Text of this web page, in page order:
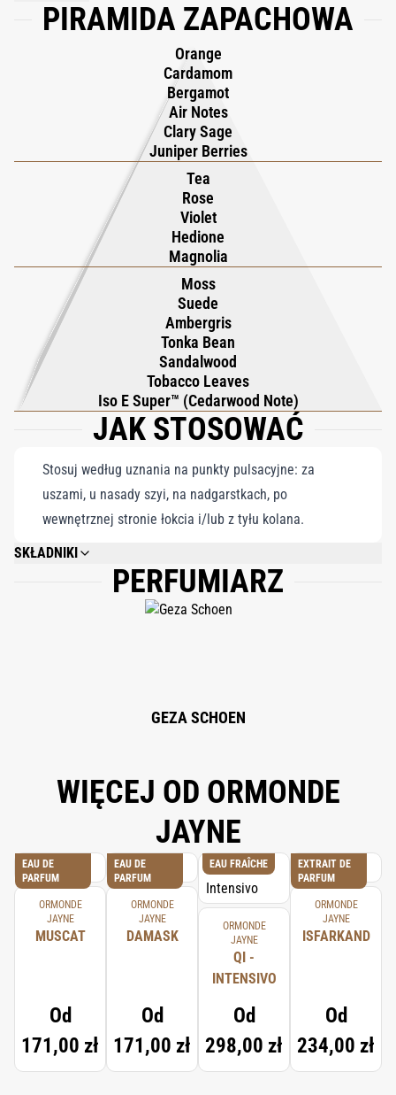
charyzmą, łącząc ognisty temperament z wyrafinowanym
dla osób, które noszą pasję z elegancją.
koniec wieczoru tańczy się tango, a koktajle popija do późnych
PIRAMIDA ZAPACHOWA
Orange
Cardamom
Bergamot
Air Notes
Clary Sage
Juniper Berries
Tea
Rose
Violet
Hedione
Magnolia
Moss
Suede
Ambergris
Tonka Bean
Sandalwood
Tobacco Leaves
Iso E Super™ (Cedarwood Note)
JAK STOSOWAĆ
Stosuj według uznania na punkty pulsacyjne: za
uszami, u nasady szyi, na nadgarstkach, po
wewnętrznej stronie łokcia i/lub z tyłu kolana.
SKŁADNIKI
ALCOHOL, PARFUM (FRAGRANCE), AQUA (WATER), BENZYL SALICYLATE,
LINALOOL, LIMONENE, COUMARIN, GERANIOL, CITRAL, FARNESOL,
BENZYL BENZOATE, BENZYL ALCOHOL, CITRONELLOL, EUGENOL,
PERFUMIARZ
GEZA SCHOEN
WIĘCEJ OD ORMONDE
JAYNE
EAU DE
PARFUM
ORMONDE
JAYNE
MUSCAT
Od
171,00 zł
EAU DE
PARFUM
ORMONDE
JAYNE
DAMASK
Od
171,00 zł
EAU FRAÎCHE
ORMONDE
JAYNE
QI -
INTENSIVO
Od
298,00 zł
EXTRAIT DE
PARFUM
ORMONDE
JAYNE
ISFARKAND
Od
234,00 zł